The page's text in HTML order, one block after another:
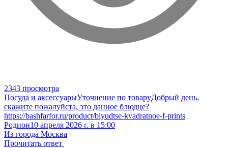
2343 просмотра
Посуда и аксессуарыУточнение по товаруДобрый день,
скажите пожалуйста, это данное блюдце?
https://bashfarfor.ru/product/blyudtse-kvadratnoe-f-prints
Родион10 апреля 2026 г. в 15:00
Из города Москва
Прочитать ответ